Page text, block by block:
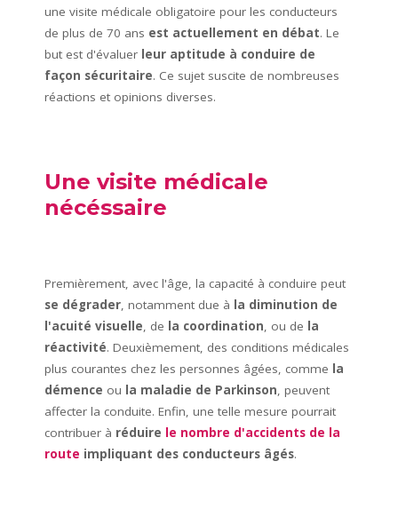
une visite médicale obligatoire pour les conducteurs
de plus de 70 ans est actuellement en débat. Le
but est d'évaluer leur aptitude à conduire de
façon sécuritaire. Ce sujet suscite de nombreuses
réactions et opinions diverses.
Une visite médicale
nécéssaire
Premièrement, avec l'âge, la capacité à conduire peut
se dégrader, notamment due à la diminution de
l'acuité visuelle, de la coordination, ou de la
réactivité. Deuxièmement, des conditions médicales
plus courantes chez les personnes âgées, comme la
démence ou la maladie de Parkinson, peuvent
affecter la conduite. Enfin, une telle mesure pourrait
contribuer à réduire le nombre d'accidents de la
route impliquant des conducteurs âgés.